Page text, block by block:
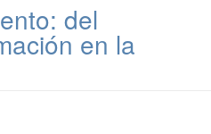
del
en la